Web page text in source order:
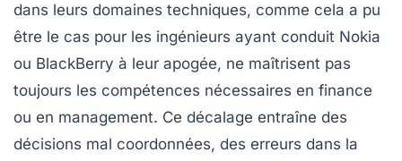
dans leurs domaines techniques, comme cela a pu
être le cas pour les ingénieurs ayant conduit Nokia
ou BlackBerry à leur apogée, ne maîtrisent pas
toujours les compétences nécessaires en finance
ou en management. Ce décalage entraîne des
décisions mal coordonnées, des erreurs dans la